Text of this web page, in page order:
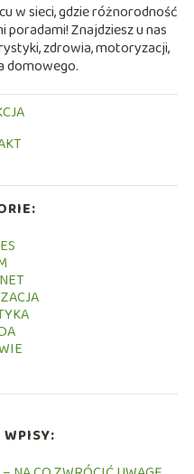
w sieci, gdzie różnorodność
Znajdziesz u nas
zdrowia, motoryzacji,
domowego.